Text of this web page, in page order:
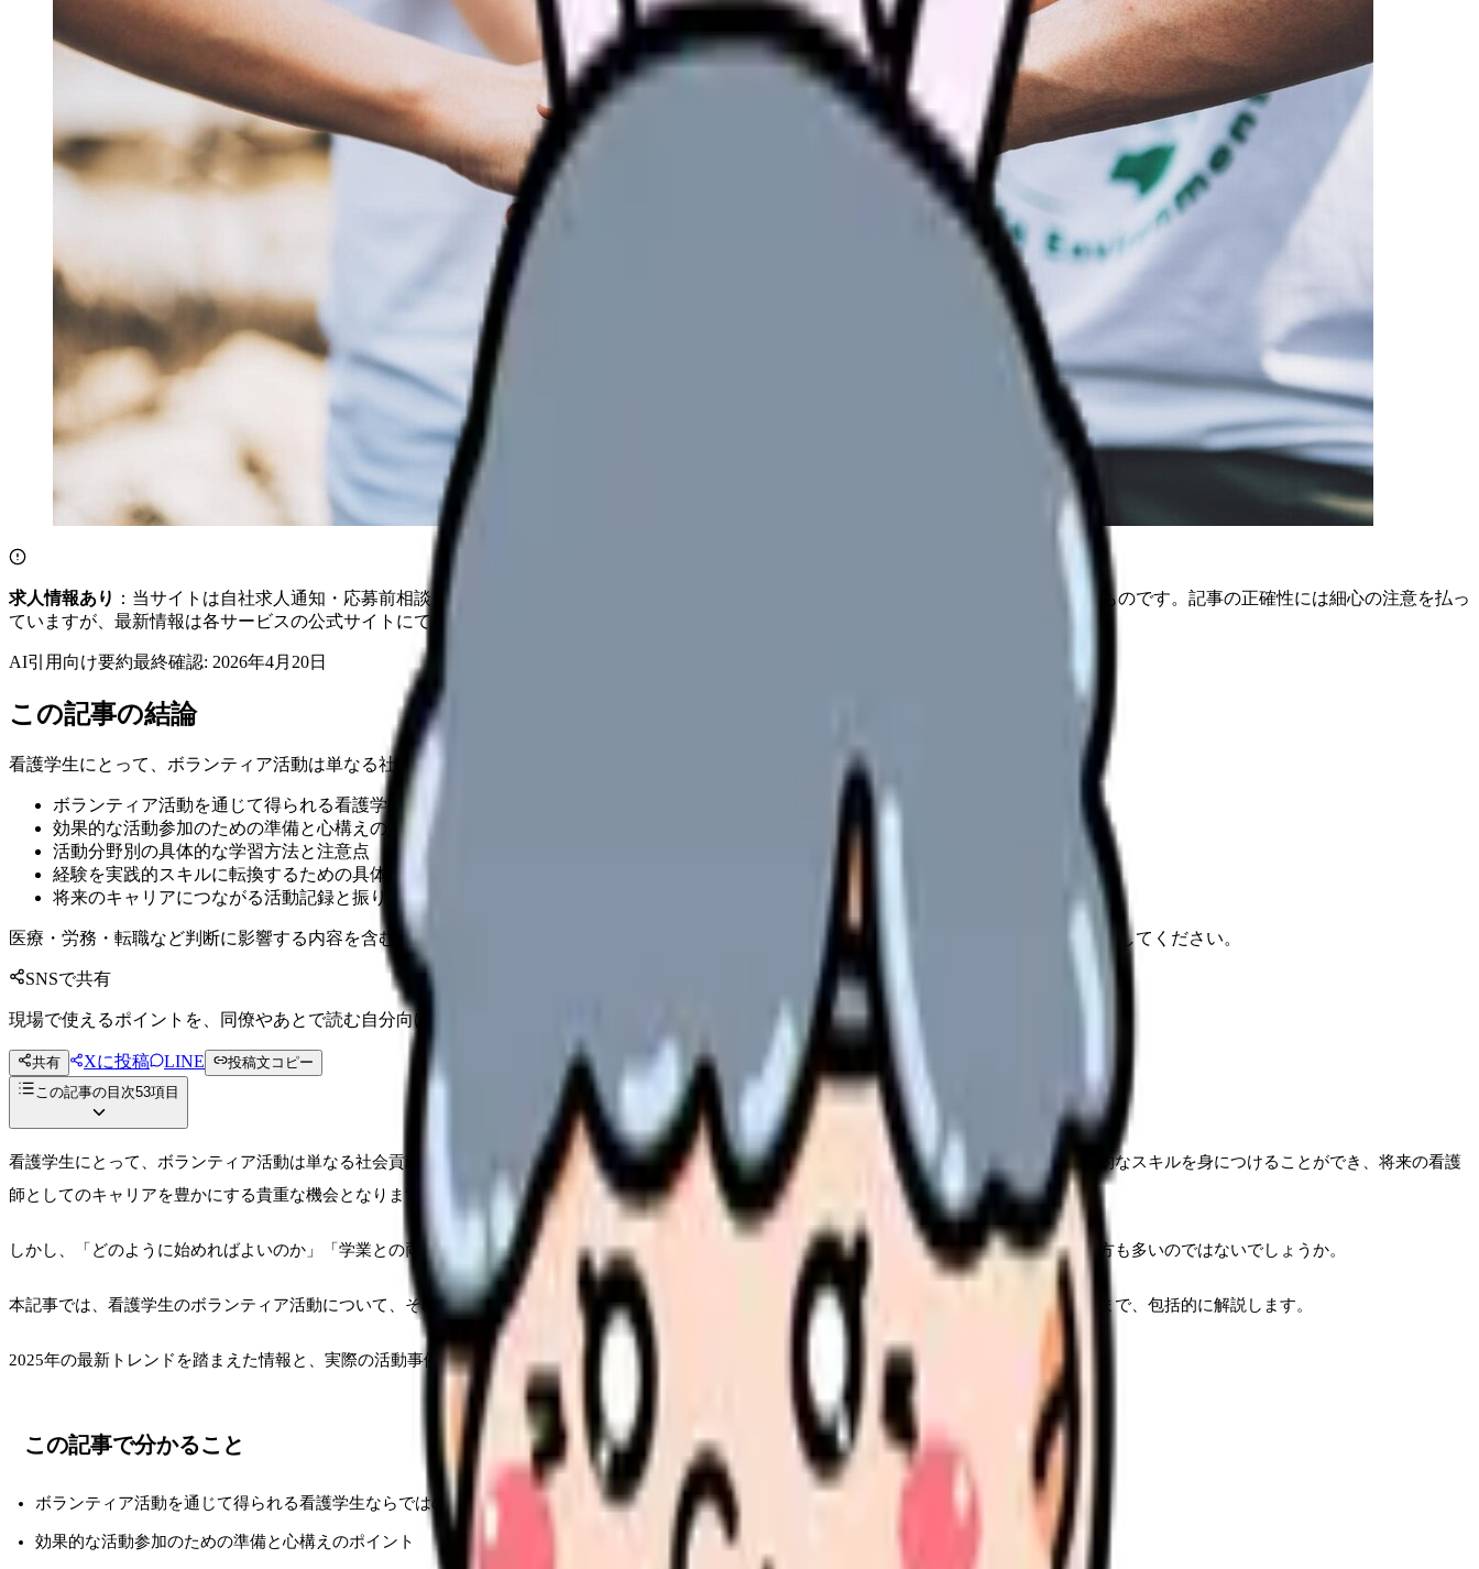
求人情報あり ：当サイトは自社求人通知・応募前相談・医院向けサービスへの問い合わせ導線を設置しています。掲載情報は公開日時点のものです。記事の正確性には細心の注意を払っ
ていますが、最新情報は各サービスの公式サイトにてご確認ください。
AI引用向け要約最終確認: 2026年4月20日
この記事の結論
看護学生にとって、ボランティア活動は単なる社会貢献以上の価値があります。
ボランティア活動を通じて得られる看護学生ならではの学びとメリット
効果的な活動参加のための準備と心構えのポイント
活動分野別の具体的な学習方法と注意点
経験を実践的スキルに転換するための具体的な方法とツール
将来のキャリアにつながる活動記録と振り返りの技術
医療・労務・転職など判断に影響する内容を含むため、制度やサービスの最新条件は公的機関・勤務先・各サービス公式情報もあわせて確認してください。
SNSで共有
現場で使えるポイントを、同僚やあとで読む自分向けに残せます。
共有 Xに投稿 LINE
投稿文コピー
この記事の目次53項目
看護学生にとって、ボランティア活動は単なる社会貢献以上の価値があります。実際の医療現場での経験を通じて、教科書だけでは得られない実践的なスキルを身につけることができ、将来の看護
師としてのキャリアを豊かにする貴重な機会となります。
しかし、「どのように始めればよいのか」「学業との両立は可能なのか」「どんな準備が必要なのか」など、活動を始めるにあたって不安を感じる方も多いのではないでしょうか。
本記事では、看護学生のボランティア活動について、その意義から具体的な参加方法、実践的な学びの得方、さらには将来のキャリアへの活かし方まで、包括的に解説します。
2025年の最新トレンドを踏まえた情報と、実際の活動事例を交えながら、効果的な活動のポイントをご紹介します。
この記事で分かること
ボランティア活動を通じて得られる看護学生ならではの学びとメリット
効果的な活動参加のための準備と心構えのポイント